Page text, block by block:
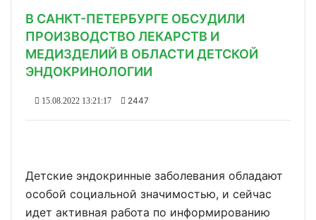
В САНКТ-ПЕТЕРБУРГЕ ОБСУДИЛИ
ПРОИЗВОДСТВО ЛЕКАРСТВ И
МЕДИЗДЕЛИЙ В ОБЛАСТИ ДЕТСКОЙ
ЭНДОКРИНОЛОГИИ
15.08.2022 13:21:17 2447
Детские эндокринные заболевания обладают
особой социальной значимостью, и сейчас
идет активная работа по информированию